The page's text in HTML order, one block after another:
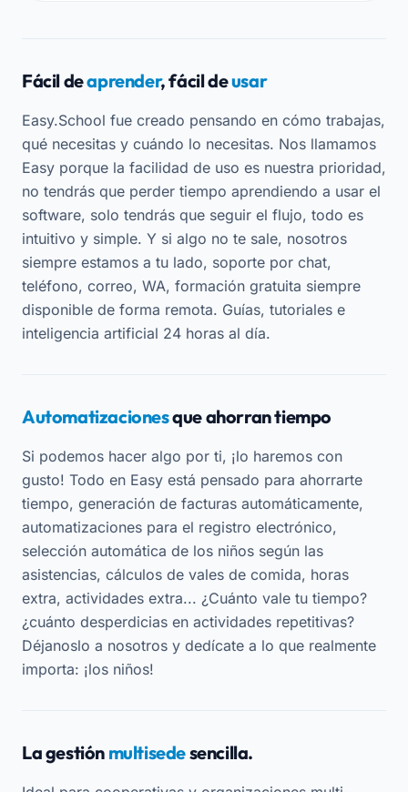
Fácil deaprender, fácil deusar
Easy.School fue creado pensando en cómo trabajas,
qué necesitas y cuándo lo necesitas. Nos llamamos
Easy porque la facilidad de uso es nuestra prioridad,
no tendrás que perder tiempo aprendiendo a usar el
software, solo tendrás que seguir el flujo, todo es
intuitivo y simple. Y si algo no te sale, nosotros
siempre estamos a tu lado, soporte por chat,
teléfono, correo, WA, formación gratuita siempre
disponible de forma remota. Guías, tutoriales e
inteligencia artificial 24 horas al día.
Automatizacionesque ahorran tiempo
Si podemos hacer algo por ti, ¡lo haremos con
gusto! Todo en Easy está pensado para ahorrarte
tiempo, generación de facturas automáticamente,
automatizaciones para el registro electrónico,
selección automática de los niños según las
asistencias, cálculos de vales de comida, horas
extra, actividades extra... ¿Cuánto vale tu tiempo?
¿cuánto desperdicias en actividades repetitivas?
Déjanoslo a nosotros y dedícate a lo que realmente
importa: ¡los niños!
La gestión multisedesencilla.